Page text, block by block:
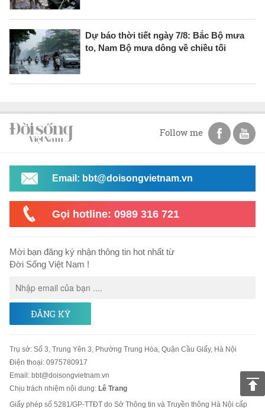
Dự báo thời tiết ngày 7/8: Bắc Bộ mưa
to, Nam Bộ mưa dông về chiều tối
Follow me
Email: bbt@doisongvietnam.vn
Gọi hotline: 0989 316 721
Mời bạn đăng ký nhận thông tin hot nhất từ
Đời Sống Việt Nam !
ĐĂNG KÝ
Trụ sở: Số 3, Trung Yên 3, Phường Trung Hòa, Quận Cầu Giấy, Hà Nội
Điện thoại: 0975780917
Email: bbt@doisongvietnam.vn
Chịu trách nhiệm nội dung: Lê Trang
Giấy phép số 5281/GP-TTĐT do Sở Thông tin và Truyền thông Hà Nội cấp